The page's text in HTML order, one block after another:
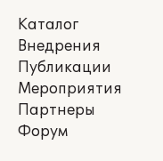
Каталог
Внедрения
Публикации
Мероприятия
Партнеры
Форум